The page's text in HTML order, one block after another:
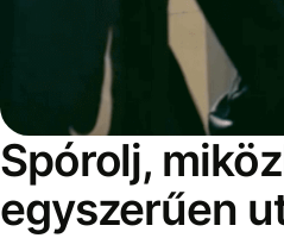
Spórolj,
egyszerűen